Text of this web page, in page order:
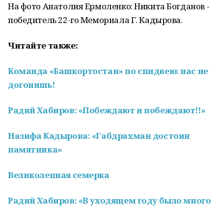
На фото Анатолия Ермоленко: Никита Богданов -
победитель 22-го Мемориала Г. Кадырова.
Читайте также:
Команда «Башкортостан» по спидвею: нас не
догонишь!
Радий Хабиров: «Побеждают и побеждают!!»
Назифа Кадырова: «Габдрахман достоин
памятника»
Великолепная семерка
Радий Хабиров: «В уходящем году было много